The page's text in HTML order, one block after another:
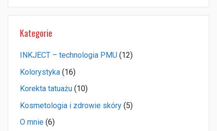
Kategorie
INKJECT – technologia PMU (12)
Kolorystyka (16)
Korekta tatuażu (10)
Kosmetologia i zdrowie skóry (5)
O mnie (6)